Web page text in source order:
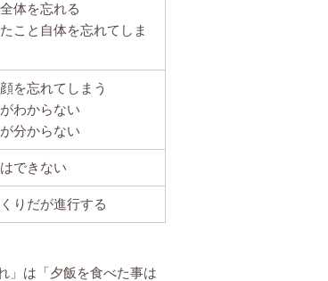
体を忘れる
たこと自体を忘れてしま
を忘れてしまう
がわからない
が分からない
できない
くりだが進行する
」は「夕飯を食べた事は